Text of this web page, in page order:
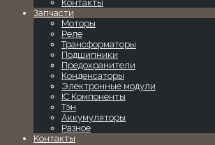
Контакты
Запчасти
Моторы
Реле
Трансформаторы
Подшипники
Предохранители
Конденсаторы
Электронные модули
IC Компоненты
Тэн
Аккумуляторы
Разное
Контакты